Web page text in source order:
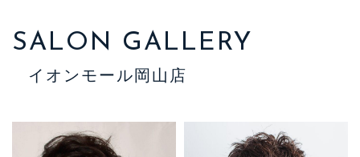
SALON GALLERY
イオンモール岡山店